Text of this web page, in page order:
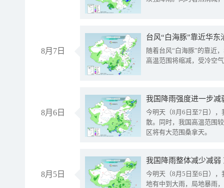
8月7日
台风“白海豚”靠近华
随着台风“白海豚”的靠近
高温范围将缩减，受冷空
8月6日
今明天（8月6日至7日）
散。同时，我国高温范围
区将有大范围桑拿天。
8月5日
我国降雨整体减少减弱
今明天（8月5日至6日）
地有中到大雨，局地暴雨